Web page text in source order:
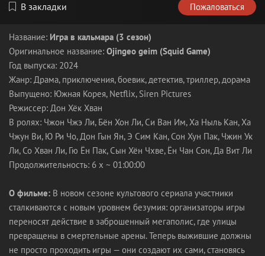
В закладки Пожаловаться
Название: Игра в кальмара (3 сезон)
Оригинальное название: Ojingeo geim (Squid Game)
Год выпуска: 2024
Жанр: Драма, приключения, боевик, детектив, триллер, дорама
Выпущено: Южная Корея, Netflix, Siren Pictures
Режиссер: Дон Хёк Хван
В ролях: Чжон Чжэ Ли, Бён Хон Ли, Си Ван Им, Ха Ныль Кан, Ха
Чжун Ви, Ю Ри Чо, Дон Гын Ян, Э Сим Кан, Сон Хун Пак, Чжин Ук
Ли, Со Хван Ли, Гю Ён Пак, Сын Хён Чхве, Ён Чан Сон, Да Вит Ли
Продолжительность: 6 x ~ 01:00:00
О фильме: В новом сезоне культового сериала участники
сталкиваются с новым уровнем безумия: организаторы игры
переносят действие в заброшенный мегаполис, где улицы
превращены в смертельные арены. Теперь выжившие должны
не просто проходить игры — они создают их сами, становясь